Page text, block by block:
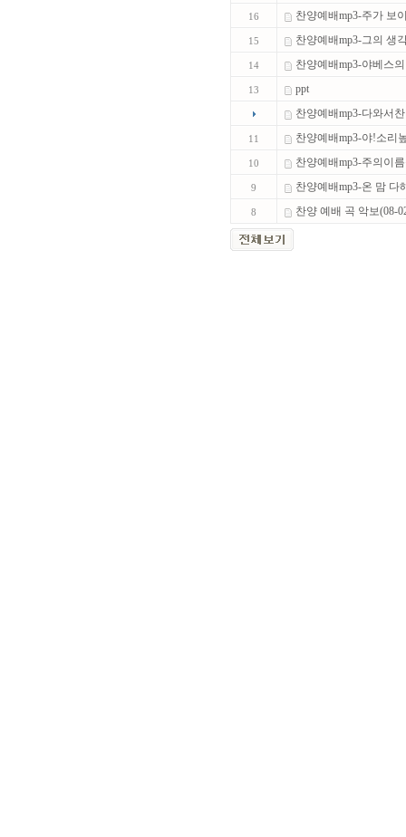
16 찬양예배mp3-주가 보
15 찬양예배mp3-그의 생
14 찬양예배mp3-야베스
13
ppt
찬양예배mp3-다와서
11 찬양예배mp3-야!소리
10 찬양예배mp3-주의이
9 찬양예배mp3-온 맘 다
8 찬양 예배 곡 악보(08-